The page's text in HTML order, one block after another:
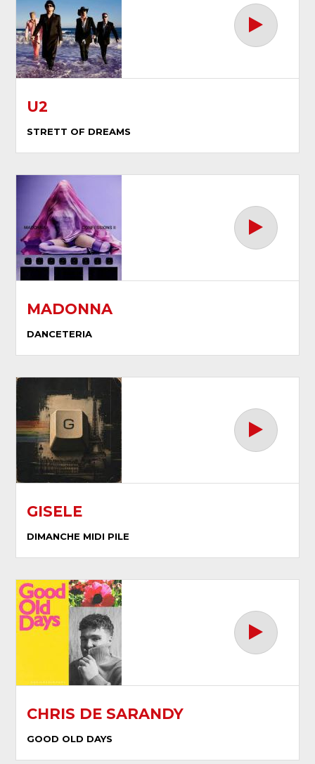
U2
STRETT OF DREAMS
MADONNA
DANCETERIA
GISELE
DIMANCHE MIDI PILE
CHRIS DE SARANDY
GOOD OLD DAYS